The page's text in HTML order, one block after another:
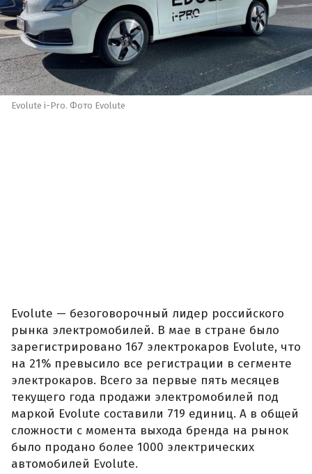
Evolute i-Pro. Фото Evolute
Evolute — безоговорочный лидер российского
рынка электромобилей. В мае в стране было
зарегистрировано 167 электрокаров Evolute, что
на 21% превысило все регистрации в сегменте
электрокаров. Всего за первые пять месяцев
текущего года продажи электромобилей под
маркой Evolute составили 719 единиц. А в общей
сложности с момента выхода бренда на рынок
было продано более 1000 электрических
автомобилей Evolute.